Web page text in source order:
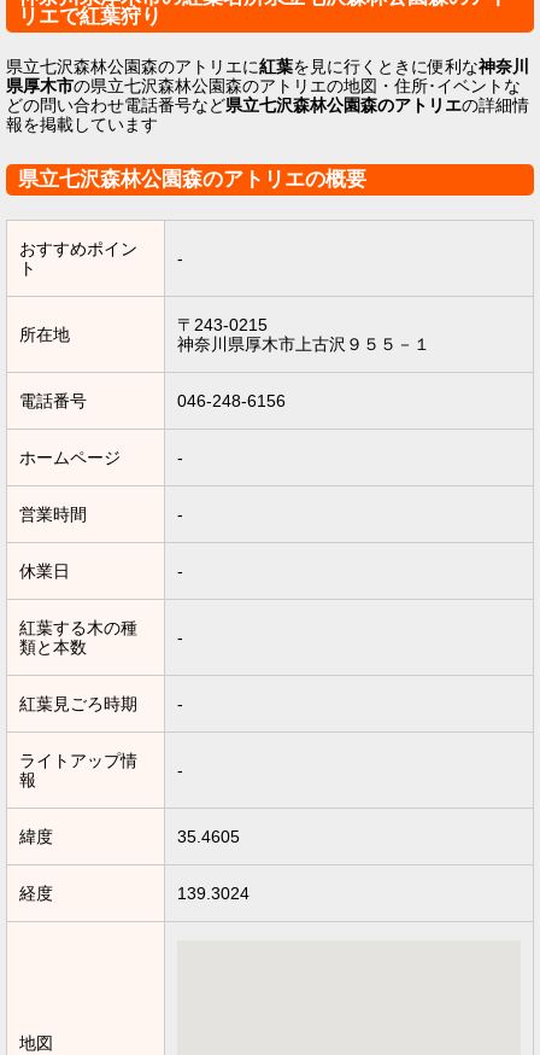
リエで紅葉狩り
県立七沢森林公園森のアトリエに紅葉を見に行くときに便利な神奈川
県厚木市の県立七沢森林公園森のアトリエの地図・住所･イベントな
どの問い合わせ電話番号など県立七沢森林公園森のアトリエの詳細情
報を掲載しています
県立七沢森林公園森のアトリエの概要
おすすめポイン
ト
-
所在地
〒243-0215
神奈川県厚木市上古沢９５５－１
電話番号 046-248-6156
ホームページ -
営業時間 -
休業日 -
紅葉する木の種
類と本数
-
紅葉見ごろ時期 -
ライトアップ情
報
-
緯度 35.4605
経度 139.3024
地図